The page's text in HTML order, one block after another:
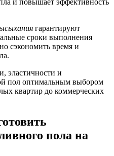
гарантируют
сроки выполнения
сэкономить время и
эластичности и
пол оптимальным выбором
квартир до коммерческих
пола на